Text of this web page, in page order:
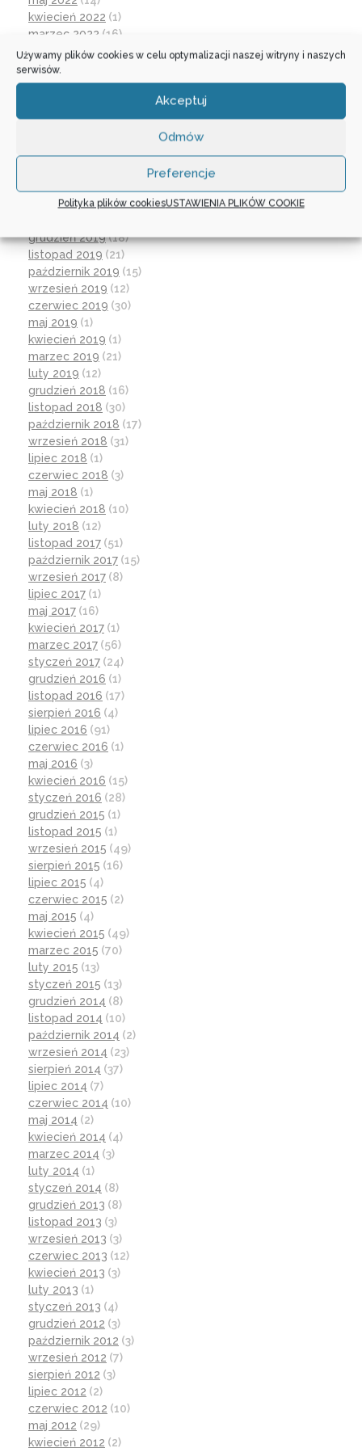
Używamy plików cookies w celu optymalizacji naszej witryny i naszych
serwisów.
Akceptuj
Odmów
Preferencje
Polityka plików cookiesUSTAWIENIA PLIKÓW COOKIE
kwiecień 2022 (1)
marzec 2022 (16)
październik 2021(2)
wrzesień 2021
sierpień 2021(4)
czerwiec 2021(27)
czerwiec 2020(19)
luty 2020(10)
grudzień 2019(18)
listopad 2019 (21)
październik 2019 (15)
wrzesień 2019 (12)
czerwiec 2019 (30)
maj 2019 (1)
kwiecień 2019 (1)
marzec 2019 (21)
luty 2019 (12)
grudzień 2018 (16)
listopad 2018 (30)
październik 2018 (17)
wrzesień 2018 (31)
lipiec 2018 (1)
czerwiec 2018 (3)
maj 2018 (1)
kwiecień 2018 (10)
luty 2018 (12)
listopad 2017 (51)
październik 2017 (15)
wrzesień 2017 (8)
lipiec 2017 (1)
maj 2017 (16)
kwiecień 2017 (1)
marzec 2017 (56)
styczeń 2017 (24)
grudzień 2016 (1)
listopad 2016 (17)
sierpień 2016 (4)
lipiec 2016 (91)
czerwiec 2016 (1)
maj 2016 (3)
kwiecień 2016 (15)
styczeń 2016 (28)
grudzień 2015 (1)
listopad 2015 (1)
wrzesień 2015 (49)
sierpień 2015 (16)
lipiec 2015 (4)
czerwiec 2015 (2)
maj 2015 (4)
kwiecień 2015 (49)
marzec 2015 (70)
luty 2015 (13)
styczeń 2015 (13)
grudzień 2014 (8)
listopad 2014 (10)
październik 2014 (2)
wrzesień 2014 (23)
sierpień 2014 (37)
lipiec 2014 (7)
czerwiec 2014 (10)
maj 2014 (2)
kwiecień 2014 (4)
marzec 2014 (3)
luty 2014 (1)
styczeń 2014 (8)
grudzień 2013 (8)
listopad 2013 (3)
wrzesień 2013 (3)
czerwiec 2013 (12)
kwiecień 2013 (3)
luty 2013 (1)
styczeń 2013 (4)
grudzień 2012 (3)
październik 2012 (3)
wrzesień 2012 (7)
sierpień 2012 (3)
lipiec 2012 (2)
czerwiec 2012 (10)
maj 2012 (29)
kwiecień 2012 (2)